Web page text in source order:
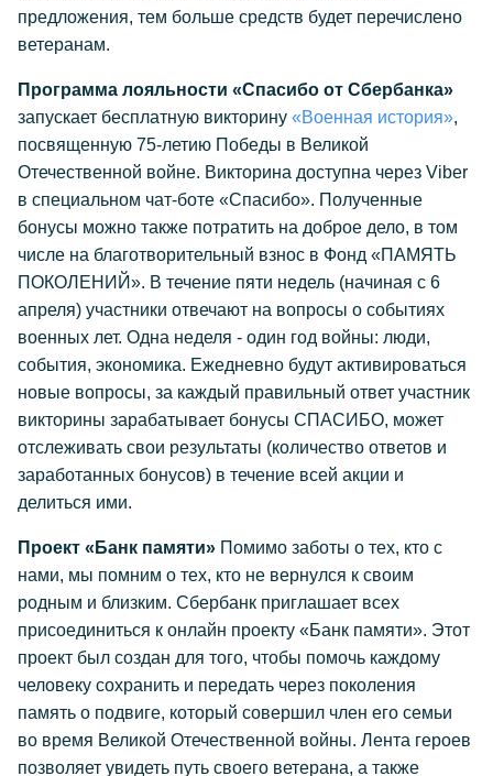
предложения, тем больше средств будет перечислено
ветеранам.
Программа лояльности «Спасибо от Сбербанка»
запускает бесплатную викторину «Военная история»,
посвященную 75-летию Победы в Великой
Отечественной войне. Викторина доступна через Viber
в специальном чат-боте «Спасибо». Полученные
бонусы можно также потратить на доброе дело, в том
числе на благотворительный взнос в Фонд «ПАМЯТЬ
ПОКОЛЕНИЙ». В течение пяти недель (начиная с 6
апреля) участники отвечают на вопросы о событиях
военных лет. Одна неделя - один год войны: люди,
события, экономика. Ежедневно будут активироваться
новые вопросы, за каждый правильный ответ участник
викторины зарабатывает бонусы СПАСИБО, может
отслеживать свои результаты (количество ответов и
заработанных бонусов) в течение всей акции и
делиться ими.
Проект «Банк памяти» Помимо заботы о тех, кто с
нами, мы помним о тех, кто не вернулся к своим
родным и близким. Сбербанк приглашает всех
присоединиться к онлайн проекту «Банк памяти». Этот
проект был создан для того, чтобы помочь каждому
человеку сохранить и передать через поколения
память о подвиге, который совершил член его семьи
во время Великой Отечественной войны. Лента героев
позволяет увидеть путь своего ветерана, а также